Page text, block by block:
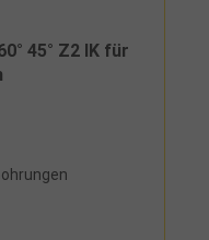
45° Z2 IK für